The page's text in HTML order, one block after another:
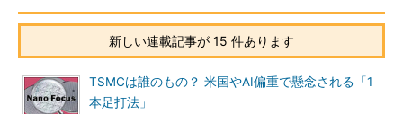
新しい連載記事が 15 件あります
TSMCは誰のもの？ 米国やAI偏重で懸念される「1
本足打法」